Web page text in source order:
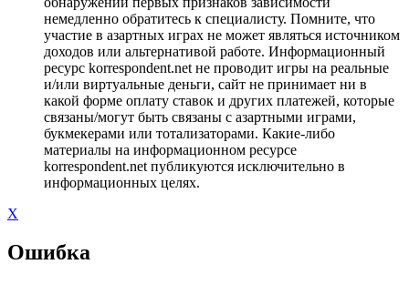
немедленно обратитесь к специалисту. Помните, что
участие в азартных играх не может являться источником
доходов или альтернативой работе. Информационный
ресурс korrespondent.net не проводит игры на реальные
и/или виртуальные деньги, сайт не принимает ни в
какой форме оплату ставок и других платежей, которые
связаны/могут быть связаны с азартными играми,
букмекерами или тотализаторами. Какие-либо
материалы на информационном ресурсе
korrespondent.net публикуются исключительно в
информационных целях.
X
Ошибка